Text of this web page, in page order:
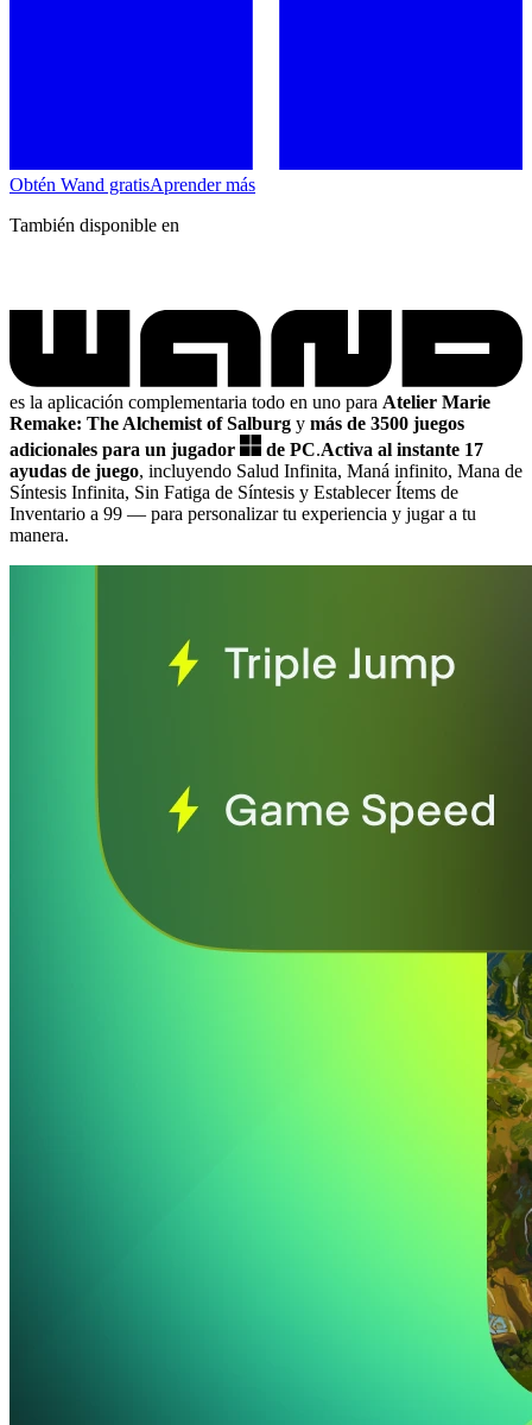
Obtén Wand gratisAprender más
También disponible en
es la aplicación complementaria todo en uno para Atelier Marie
Remake: The Alchemist of Salburg y más de 3500 juegos
adicionales para un jugador
de PC.Activa al instante 17
ayudas de juego, incluyendo Salud Infinita, Maná infinito, Mana de
Síntesis Infinita, Sin Fatiga de Síntesis y Establecer Ítems de
Inventario a 99 — para personalizar tu experiencia y jugar a tu
manera.